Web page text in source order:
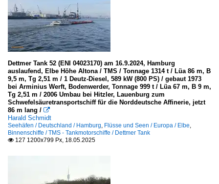
Dettmer Tank 52 (ENI 04023170) am 16.9.2024, Hamburg
auslaufend, Elbe Höhe Altona / TMS / Tonnage 1314 t / Lüa 86 m, B
9,5 m, Tg 2,51 m / 1 Deutz-Diesel, 589 kW (800 PS) / gebaut 1973
bei Arminius Werft, Bodenwerder, Tonnage 999 t / Lüa 67 m, B 9 m,
Tg 2,51 m / 2006 Umbau bei Hitzler, Lauenburg zum
Schwefelsäuretransportschiff für die Norddeutsche Affinerie, jetzt
86 m lang / 
Harald Schmidt
Seehäfen / Deutschland / Hamburg, Flüsse und Seen / Europa / Elbe,
Binnenschiffe / TMS - Tankmotorschiffe / Dettmer Tank
 127 1200x799 Px, 18.05.2025